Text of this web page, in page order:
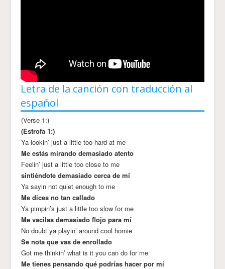
Letra de la canción con traducción al
español
(Verse 1:)
(Estrofa 1:)
Ya lookin’ just a little too hard at me
Me estás mirando demasiado atento
Feelin’ just a little too close to me
sintiéndote demasiado cerca de mí
Ya sayin not quiet enough to me
Me dices no tan callado
Ya pimpin’s just a little too slow for me
Me vacilas demasiado flojo para mí
No doubt ya playin’ around cool homie
Se nota que vas de enrollado
Got me thinkin’ what is it you can do for me
Me tienes pensando qué podrías hacer por mí